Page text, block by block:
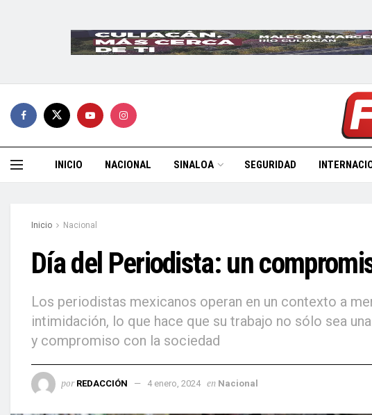
INICIO NACIONAL SINALOA SEGURIDAD
Inicio Nacional
Día del Periodista: un
Los periodistas mexicanos operan en un contexto a
intimidación, lo que hace que su trabajo no sólo sea
y compromiso con la sociedad
por REDACCIÓN 4 enero, 2024 en Nacional